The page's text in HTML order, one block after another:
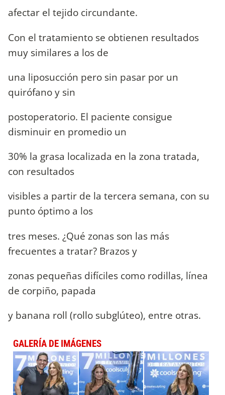
afectar el tejido circundante.
Con el tratamiento se obtienen resultados
muy similares a los de
una liposucción pero sin pasar por un
quirófano y sin
postoperatorio. El paciente consigue
disminuir en promedio un
30% la grasa localizada en la zona tratada,
con resultados
visibles a partir de la tercera semana, con su
punto óptimo a los
tres meses. ¿Qué zonas son las más
frecuentes a tratar? Brazos y
zonas pequeñas difíciles como rodillas, línea
de corpiño, papada
y banana roll (rollo subglúteo), entre otras.
GALERÍA DE IMÁGENES